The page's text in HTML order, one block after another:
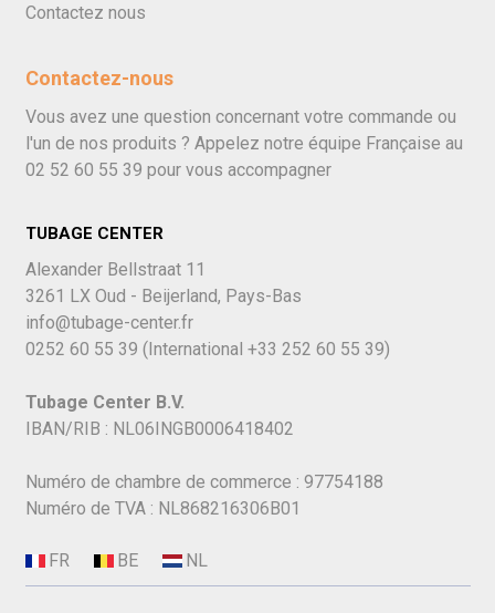
Contactez nous
Contactez-nous
Vous avez une question concernant votre commande ou
l'un de nos produits ? Appelez notre équipe Française au
02 52 60 55 39 pour vous accompagner
TUBAGE CENTER
Alexander Bellstraat 11
3261 LX Oud - Beijerland, Pays-Bas
info@tubage-center.fr
0252 60 55 39 (International +33 252 60 55 39)
Tubage Center B.V.
IBAN/RIB : NL06INGB0006418402
Numéro de chambre de commerce : 97754188
Numéro de TVA : NL868216306B01